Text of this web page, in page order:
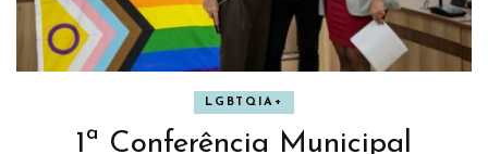
LGBTQIA+
1ª Conferência Municipal